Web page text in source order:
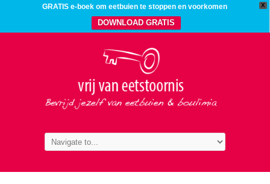
X
GRATIS e-boek om eetbuien te stoppen en voorkomen
DOWNLOAD GRATIS